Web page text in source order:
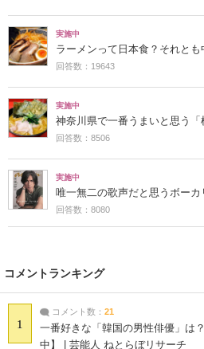
実施中
ラーメンって日本食？それとも
回答数：19643
実施中
神奈川県で一番うまいと思う
回答数：8506
実施中
唯一無二の歌声だと思うボーカ
回答数：8080
コメントランキング
1
コメント数： 21
一番好きな「韓国の男性俳優」は
中】 | 芸能人 ねとらぼリサーチ